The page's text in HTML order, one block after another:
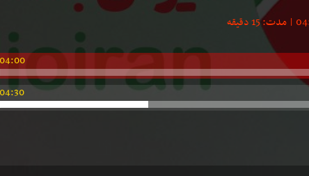
04:00
04:30